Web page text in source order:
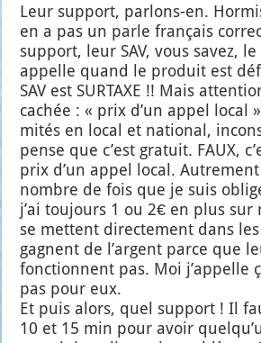
Leur sup­port, par­lons-en.
en a pas un parle fran­çais
sup­port, leur SAV, vous savez, le
appelle quand le pro­duit est
SAV est SURTAXE !! Mais
cachée : « prix d’un appel local
mi­tés en local et natio­nal,
pense que c’est gra­tuit. FAUX,
prix d’un appel local.
nombre de fois que je suis
j’ai tou­jours 1 ou 2€ en plus sur
se mettent direc­te­ment dans
gagnent de l’argent parce que
fonc­tionnent pas. Moi j’appelle
pas pour eux.
Et puis alors, quel sup­port ! Il
10 et 15 min pour avoir